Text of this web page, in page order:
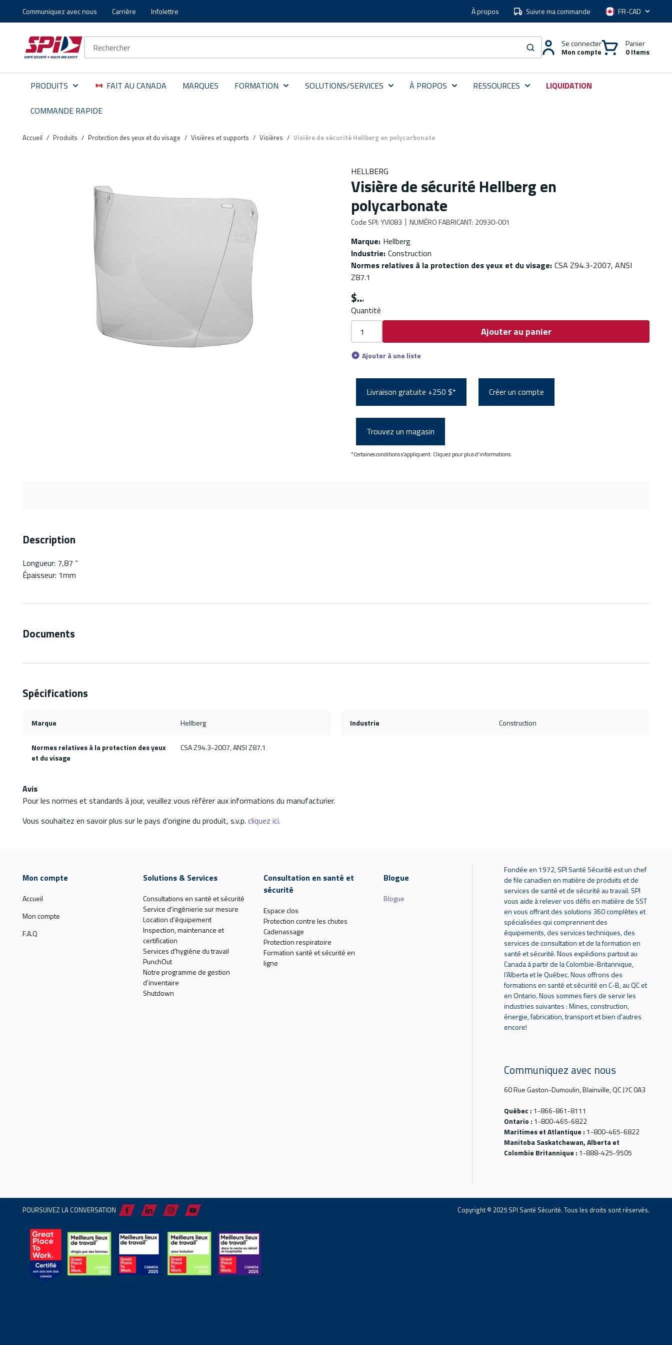
Aller au contenu principal
Skip to menu
Skip to footer
Communiquez avec nous Carrière Infolettre À propos Suivre ma commande Langue
soumettre une recherche
Se connecter
Mon compte
Panier
0 Items
PRODUITS FAIT AU CANADA MARQUES FORMATION SOLUTIONS/SERVICES À PROPOS RESSOURCES LIQUIDATION
COMMANDE RAPIDE
Accueil / Produits / Protection des yeux et du visage / Visières et supports / Visières / Visière de sécurité Hellberg en polycarbonate
HELLBERG
Visière de sécurité Hellberg en
polycarbonate
Code SPI: YVI083 NUMÉRO FABRICANT: 20930-001
Marque: Hellberg
Industrie: Construction
Normes relatives à la protection des yeux et du visage: CSA Z94.3-2007, ANSI
Z87.1
$
Quantité
Ajouter au panier
Ajouter à une liste
Livraison gratuite +250 $* Créer un compte
Trouvez un magasin
*Certaines conditions s'appliquent. Cliquez pour plus d'informations.
Description
Longueur: 7,87 ”
Épaisseur: 1mm
Documents
Spécifications
Marque Hellberg Industrie Construction
Normes relatives à la protection des yeux
et du visage
CSA Z94.3-2007, ANSI Z87.1
Avis
Pour les normes et standards à jour, veuillez vous référer aux informations du manufacturier.
Vous souhaitez en savoir plus sur le pays d'origine du produit, s.v.p. cliquez ici.
Mon compte
Accueil
Mon compte
F.A.Q
Solutions & Services
Consultations en santé et sécurité
Service d’ingénierie sur mesure
Location d’équipement
Inspection, maintenance et
certification
Services d'hygiène du travail
PunchOut
Notre programme de gestion
d’inventaire
Shutdown
Consultation en santé et
sécurité
Espace clos
Protection contre les chutes
Cadenassage
Protection respiratoire
Formation santé et sécurité en
ligne
Blogue
Blogue
Fondée en 1972, SPI Santé Sécurité est un chef
de file canadien en matière de produits et de
services de santé et de sécurité au travail. SPI
vous aide à relever vos défis en matière de SST
en vous offrant des solutions 360 complètes et
spécialisées qui comprennent des
équipements, des services techniques, des
services de consultation et de la formation en
santé et sécurité. Nous expédions partout au
Canada à partir de la Colombie-Britannique,
l’Alberta et le Québec. Nous offrons des
formations en santé et sécurité en C-B, au QC et
en Ontario. Nous sommes fiers de servir les
industries suivantes : Mines, construction,
énergie, fabrication, transport et bien d'autres
encore!
Communiquez avec nous
60 Rue Gaston-Dumoulin, Blainville, QC J7C 0A3
Québec : 1-866-861-8111
Ontario : 1-800-465-6822
Maritimes et Atlantique : 1-800-465-6822
Manitoba Saskatchewan, Alberta et
Colombie Britannique : 1-888-425-9505
POURSUIVEZ LA CONVERSATION Copyright © 2025 SPI Santé Sécurité. Tous les droits sont réservés.